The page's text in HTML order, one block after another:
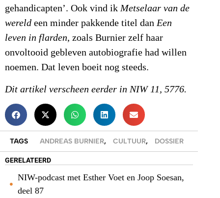
gehandicapten’. Ook vind ikMetselaar van de
wereld een minder pakkende titel danEen
leven in flarden, zoals Burnier zelf haar
onvoltooid gebleven autobiografie had willen
noemen. Dat leven boeit nog steeds.
Dit artikel verscheen eerder in NIW 11, 5776.
TAGS ANDREAS BURNIER, CULTUUR, DOSSIER
GERELATEERD
NIW-podcast met Esther Voet en Joop Soesan,
deel 87